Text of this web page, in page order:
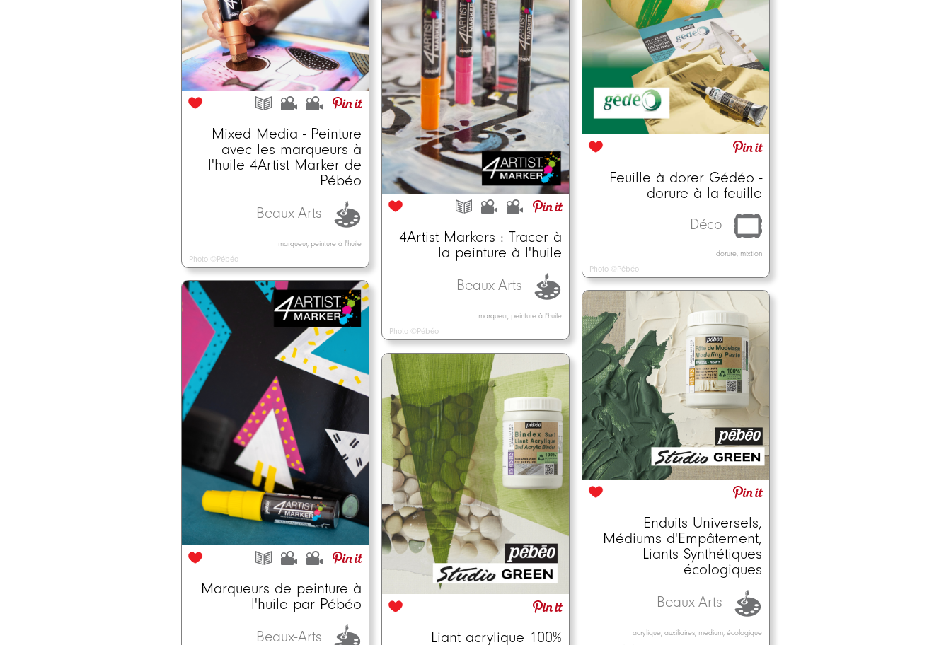
Feuille à dorer Gédéo -
dorure à la feuille
Déco
dorure, mixtion
Photo ©Pébéo
Mixed Media - Peinture
avec les marqueurs à
l'huile 4Artist Marker de
Pébéo
Beaux-Arts
marqueur, peinture à l'huile
Photo ©Pébéo
4Artist Markers : Tracer à
la peinture à l'huile
Beaux-Arts
marqueur, peinture à l'huile
Photo ©Pébéo
Marqueurs de peinture à
l'huile par Pébéo
Beaux-Arts
Enduits Universels,
Médiums d'Empâtement,
Liants Synthétiques
écologiques
Beaux-Arts
acrylique, auxiliaires, medium, écologique
Liant acrylique 100%